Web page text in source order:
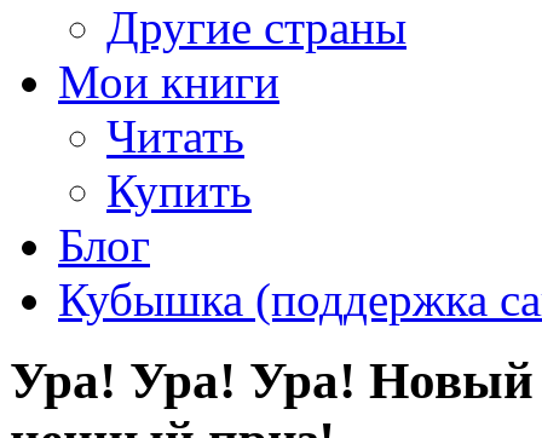
Другие страны
Мои книги
Читать
Купить
Блог
Кубышка (поддержка
Ура! Ура! Ура! Новый